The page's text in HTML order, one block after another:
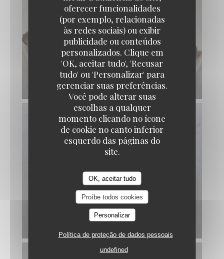
oferecer funcionalidades
(por exemplo, relacionadas
às redes sociais) ou exibir
publicidade ou conteúdos
personalizados. Clique em
'OK, aceitar tudo', 'Recusar
tudo' ou 'Personalizar' para
gerenciar suas preferências.
Você pode alterar suas
escolhas a qualquer
momento clicando no ícone
de cookie no canto inferior
esquerdo das páginas do
site.
OK, aceitar tudo
Proíbe todos cookies
Personalizar
Política de proteção de dados pessoais
undefined